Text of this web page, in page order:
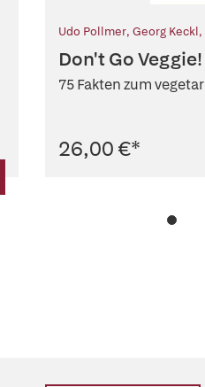
Udo Pollmer, Georg Keckl,
Don't Go Veggie!
75 Fakten zum
26,00 €*